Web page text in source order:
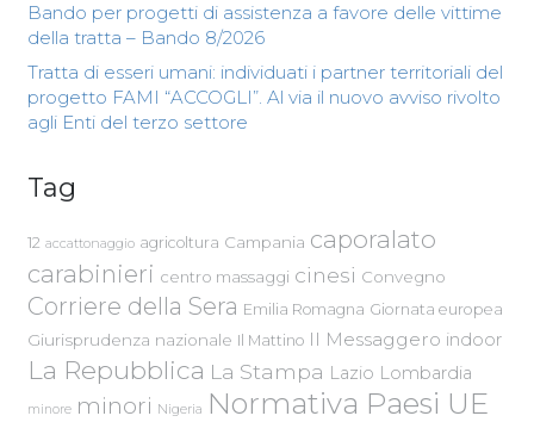
Bando per progetti di assistenza a favore delle vittime
della tratta – Bando 8/2026
Tratta di esseri umani: individuati i partner territoriali del
progetto FAMI “ACCOGLI”. Al via il nuovo avviso rivolto
agli Enti del terzo settore
Tag
12 accattonaggio agricoltura Campania caporalato
carabinieri centro massaggi cinesi Convegno
Corriere della Sera Emilia Romagna Giornata europea
Giurisprudenza nazionale Il Mattino Il Messaggero indoor
La Repubblica La Stampa Lazio Lombardia
minore minori Nigeria Normativa Paesi UE